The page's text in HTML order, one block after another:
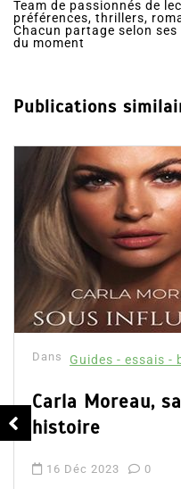
Team de passionnés de
préférences, thrillers,
Chacun partage selon
du moment
Publications
Dans Guides - essais -
Carla Moreau,
histoire
16 Déc 2023 0